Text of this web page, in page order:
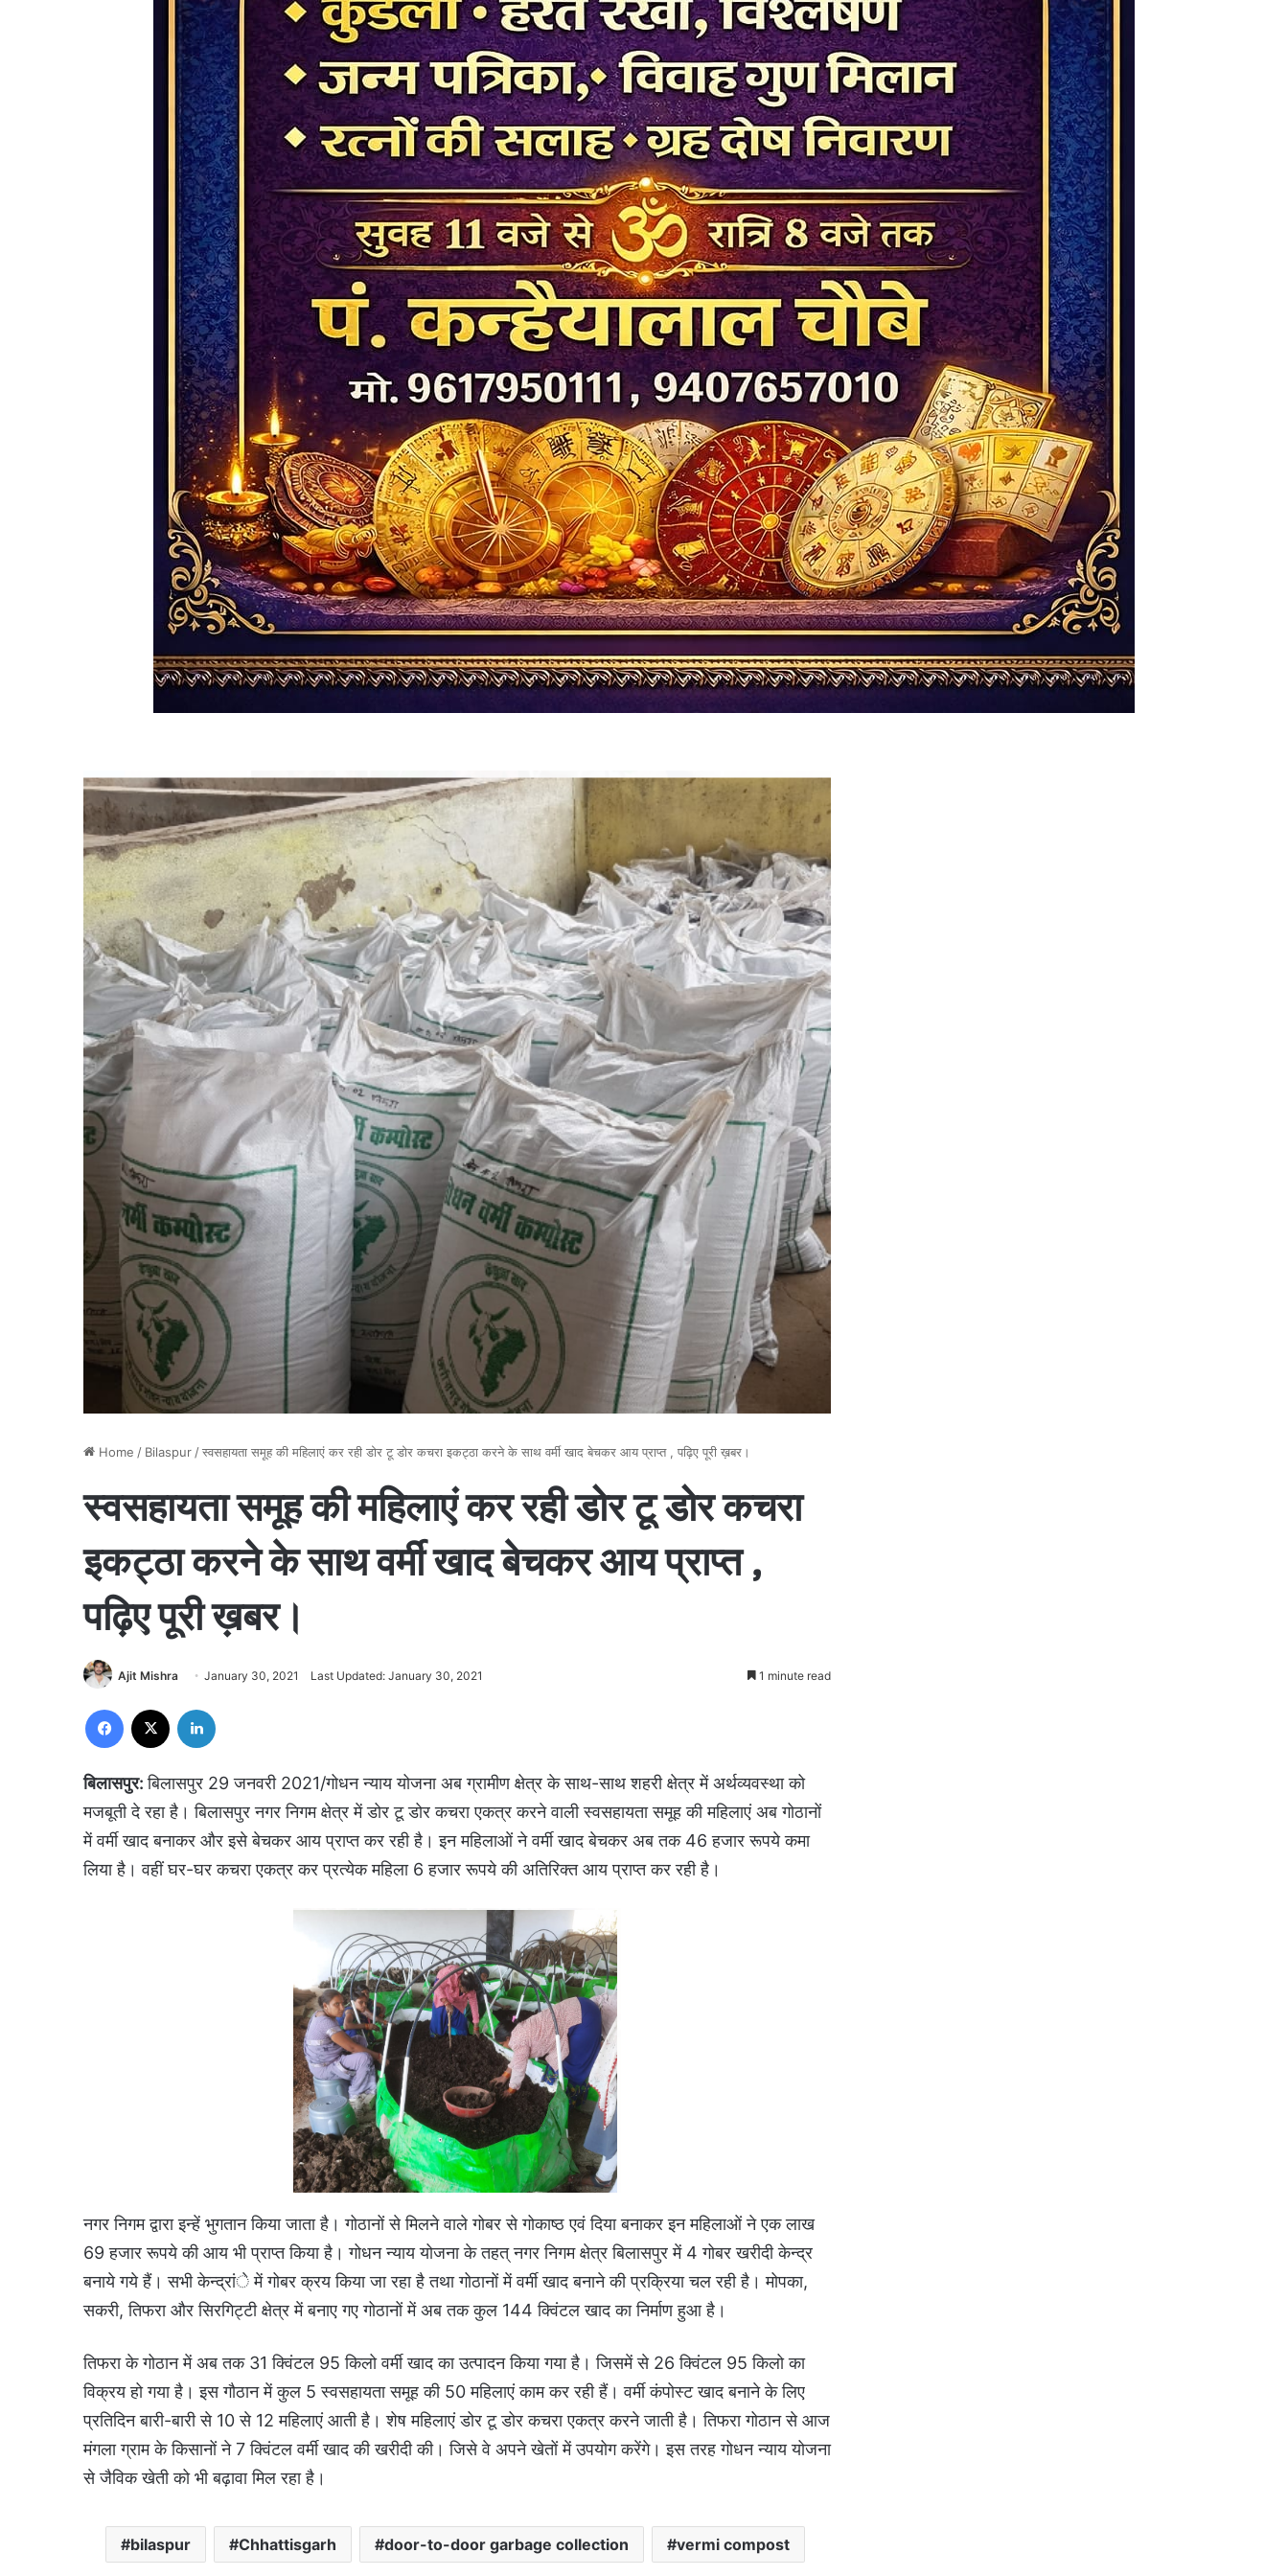
Home / Bilaspur /स्वसहायता समूह की महिलाएं कर रही डोर टू डोर कचरा इकट्ठा करने के साथ वर्मी खाद बेचकर आय प्राप्त , पढ़िए पूरी ख़बर।
स्वसहायता समूह की महिलाएं कर रही डोर टू डोर कचरा
इकट्ठा करने के साथ वर्मी खाद बेचकर आय प्राप्त ,
पढ़िए पूरी ख़बर।
Ajit Mishra January 30, 2021 Last Updated: January 30, 2021 1 minute read
Facebook
बिलासपुर:बिलासपुर 29 जनवरी 2021/गोधन न्याय योजना अब ग्रामीण क्षेत्र के साथ-साथ शहरी क्षेत्र में अर्थव्यवस्था को
मजबूती दे रहा है। बिलासपुर नगर निगम क्षेत्र में डोर टू डोर कचरा एकत्र करने वाली स्वसहायता समूह की महिलाएं अब गोठानों
में वर्मी खाद बनाकर और इसे बेचकर आय प्राप्त कर रही है। इन महिलाओं ने वर्मी खाद बेचकर अब तक 46 हजार रूपये कमा
लिया है। वहीं घर-घर कचरा एकत्र कर प्रत्येक महिला 6 हजार रूपये की अतिरिक्त आय प्राप्त कर रही है।
नगर निगम द्वारा इन्हें भुगतान किया जाता है। गोठानों से मिलने वाले गोबर से गोकाष्ठ एवं दिया बनाकर इन महिलाओं ने एक लाख
69 हजार रूपये की आय भी प्राप्त किया है। गोधन न्याय योजना के तहत् नगर निगम क्षेत्र बिलासपुर में 4 गोबर खरीदी केन्द्र
बनाये गये हैं। सभी केन्द्रांे में गोबर क्रय किया जा रहा है तथा गोठानों में वर्मी खाद बनाने की प्रक्रिया चल रही है। मोपका,
सकरी, तिफरा और सिरगिट्टी क्षेत्र में बनाए गए गोठानों में अब तक कुल 144 क्विंटल खाद का निर्माण हुआ है।
तिफरा के गोठान में अब तक 31 क्विंटल 95 किलो वर्मी खाद का उत्पादन किया गया है। जिसमें से 26 क्विंटल 95 किलो का
विक्रय हो गया है। इस गौठान में कुल 5 स्वसहायता समूह की 50 महिलाएं काम कर रही हैं। वर्मी कंपोस्ट खाद बनाने के लिए
प्रतिदिन बारी-बारी से 10 से 12 महिलाएं आती है। शेष महिलाएं डोर टू डोर कचरा एकत्र करने जाती है। तिफरा गोठान से आज
मंगला ग्राम के किसानों ने 7 क्विंटल वर्मी खाद की खरीदी की। जिसे वे अपने खेतों में उपयोग करेंगे। इस तरह गोधन न्याय योजना
से जैविक खेती को भी बढ़ावा मिल रहा है।
bilaspur Chhattisgarh door-to-door garbage collection vermi compost